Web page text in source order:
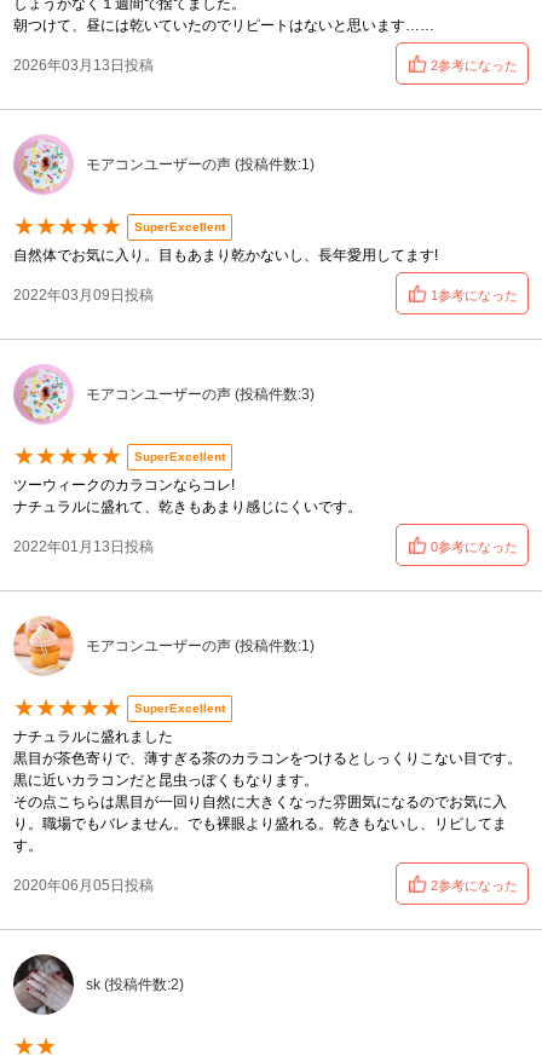
しょうがなく１週間で捨てました。
朝つけて、昼には乾いていたのでリピートはないと思います……
2026年03月13日投稿 2参考になった
モアコンユーザーの声 (投稿件数:1)
★★★★★ SuperExcellent
自然体でお気に入り。目もあまり乾かないし、長年愛用してます!
2022年03月09日投稿 1参考になった
モアコンユーザーの声 (投稿件数:3)
★★★★★ SuperExcellent
ツーウィークのカラコンならコレ!
ナチュラルに盛れて、乾きもあまり感じにくいです。
2022年01月13日投稿 0参考になった
モアコンユーザーの声 (投稿件数:1)
★★★★★ SuperExcellent
ナチュラルに盛れました
黒目が茶色寄りで、薄すぎる茶のカラコンをつけるとしっくりこない目です。
黒に近いカラコンだと昆虫っぽくもなります。
その点こちらは黒目が一回り自然に大きくなった雰囲気になるのでお気に入
り。職場でもバレません。でも裸眼より盛れる。乾きもないし、リピしてま
す。
2020年06月05日投稿 2参考になった
sk (投稿件数:2)
★★